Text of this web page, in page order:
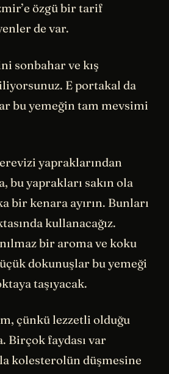
özgü bir tarif
de var.
sonbahar ve kış
E portakal da
bu yemeğin tam mevsimi
yapraklarından
bu yaprakları sakın ola
bir kenara ayırın. Bunları
kullanacağız.
bir aroma ve koku
dokunuşlar bu yemeği
taşıyacak.
çünkü lezzetli olduğu
Birçok faydası var
kolesterolün düşmesine